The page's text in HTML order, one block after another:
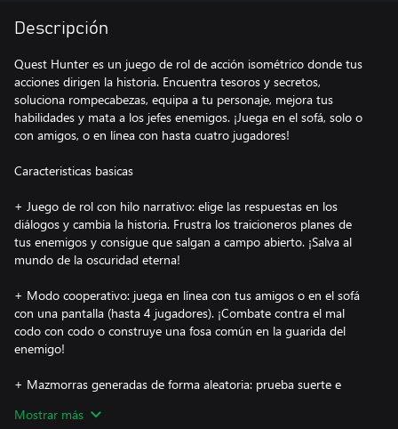
Descripción
Quest Hunter es un juego de rol de acción isométrico donde tus
acciones dirigen la historia. Encuentra tesoros y secretos,
soluciona rompecabezas, equipa a tu personaje, mejora tus
habilidades y mata a los jefes enemigos. ¡Juega en el sofá, solo o
con amigos, o en línea con hasta cuatro jugadores!
Caracteristicas basicas
+ Juego de rol con hilo narrativo: elige las respuestas en los
diálogos y cambia la historia. Frustra los traicioneros planes de
tus enemigos y consigue que salgan a campo abierto. ¡Salva al
mundo de la oscuridad eterna!
+ Modo cooperativo: juega en línea con tus amigos o en el sofá
con una pantalla (hasta 4 jugadores). ¡Combate contra el mal
codo con codo o construye una fosa común en la guarida del
enemigo!
+ Mazmorras generadas de forma aleatoria: prueba suerte e
espera a la vuelta de la esquina?
Mostrar más